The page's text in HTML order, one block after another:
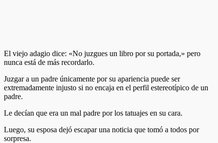
El viejo adagio dice: «No juzgues un libro por su portada,» pero
nunca está de más recordarlo.
Juzgar a un padre únicamente por su apariencia puede ser
extremadamente injusto si no encaja en el perfil estereotípico de un
padre.
Le decían que era un mal padre por los tatuajes en su cara.
Luego, su esposa dejó escapar una noticia que tomó a todos por
sorpresa.